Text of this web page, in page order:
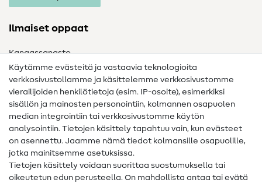
Ilmaiset oppaat
Kangassanasto
Ompelusanasto
Ompeluohjeet
Apua ja yhteystiedot
Yhteystiedot
Tietoa omistajanvaihdoksesta
Käytämme evästeitä ja vastaavia teknologioita
verkkosivustollamme ja käsittelemme verkkosivustomme
vierailijoiden henkilötietoja (esim. IP-osoite), esimerkiksi
sisällön ja mainosten personointiin, kolmannen osapuolen
median integrointiin tai verkkosivustomme käytön
analysointiin. Tietojen käsittely tapahtuu vain, kun evästeet
on asennettu. Jaamme nämä tiedot kolmansille osapuolille,
jotka mainitsemme asetuksissa.
Tietojen käsittely voidaan suorittaa suostumuksella tai
oikeutetun edun perusteella. On mahdollista antaa tai evätä